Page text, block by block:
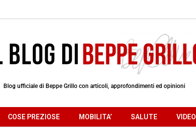
Blog ufficiale di Beppe Grillo con articoli, approfondimenti ed opinioni
COSE PREZIOSE MOBILITA’ SALUTE VIDEO